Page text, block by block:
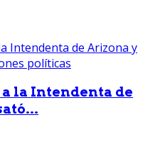
la Intendenta de